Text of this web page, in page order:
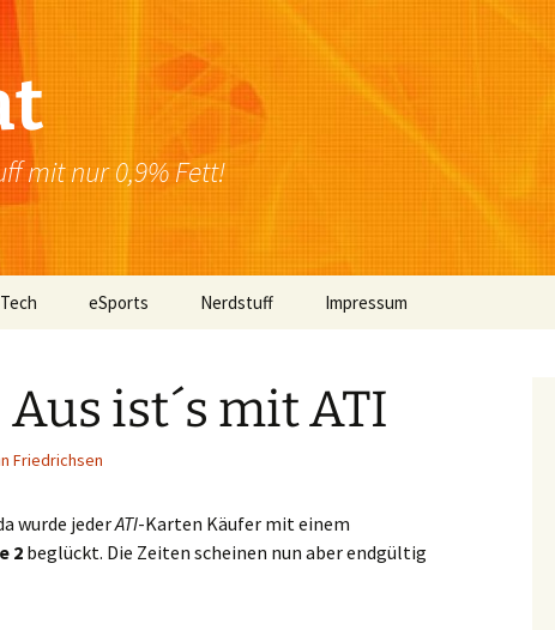
mit nur 0,9% Fett!
Mac OS
Linux
Browser
eSports Nerdstuff Impressum
ist´s mit ATI
Friedrichsen
wurde jederATI-Karten Käufer mit einem
2beglückt. Die Zeiten scheinen nun aber endgültig